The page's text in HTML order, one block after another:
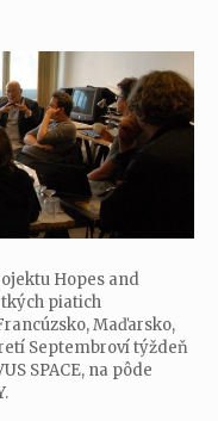
Hopes and
piatich
Maďarsko,
Septembroví týždeň
SPACE, na pôde